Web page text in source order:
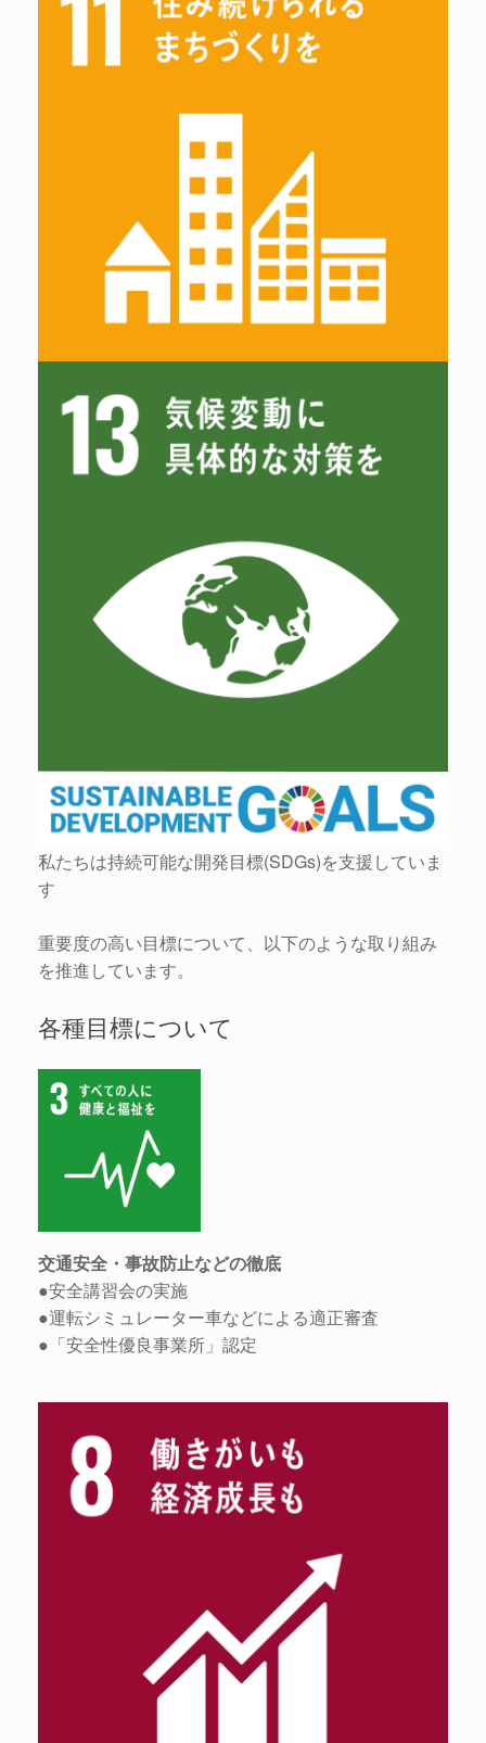
私たちは持続可能な開発⽬標(SDGs)を⽀援していま
す
重要度の⾼い⽬標について、以下のような取り組み
を推進しています。
各種目標について
交通安全・事故防止などの徹底
●安全講習会の実施
●運転シミュレーター車などによる適正審査
●「安全性優良事業所」認定